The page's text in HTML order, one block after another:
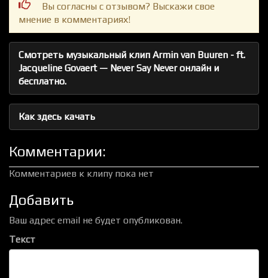
Вы согласны с отзывом? Выскажи свое
мнение в комментариях!
Смотреть музыкальный клип Armin van Buuren - ft.
Jacqueline Govaert — Never Say Never онлайн и
бесплатно.
Как здесь качать
Комментарии:
Комментариев к клипу пока нет
Добавить
Ваш адрес email не будет опубликован.
Текст